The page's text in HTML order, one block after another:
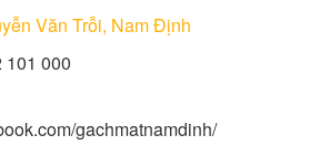
Văn Trỗi, Nam Định
101 000
gachmatnamdinh/